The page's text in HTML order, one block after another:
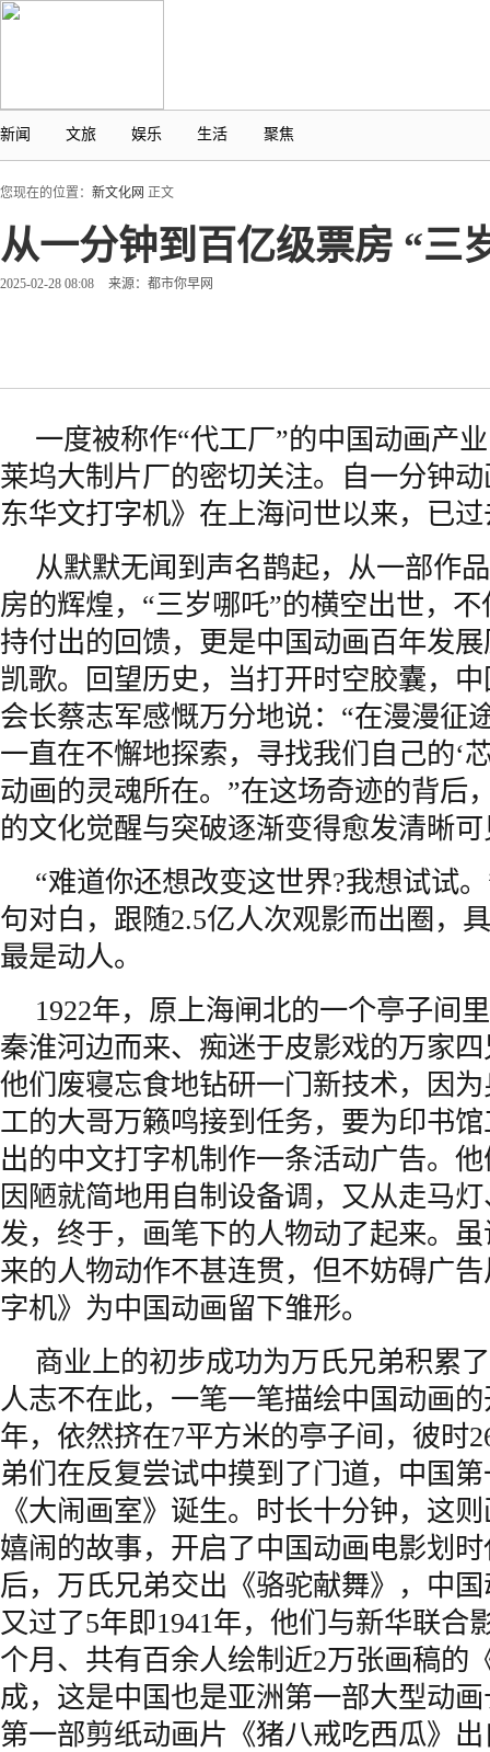
新闻 文旅 娱乐 生活 聚焦
您现在的位置： 新文化网 正文
从一分钟到百亿级票房 “三
2025-02-28 08:08 来源：都市你早网
一度被称作“代工厂”的中国动画产
莱坞大制片厂的密切关注。自一分钟
东华文打字机》在上海问世以来，已过
从默默无闻到声名鹊起，从一部作
房的辉煌，“三岁哪吒”的横空出世，
持付出的回馈，更是中国动画百年发
凯歌。回望历史，当打开时空胶囊，
会长蔡志军感慨万分地说：“在漫漫征
一直在不懈地探索，寻找我们自己的‘
动画的灵魂所在。”在这场奇迹的背后
的文化觉醒与突破逐渐变得愈发清晰
“难道你还想改变这世界?我想试试
句对白，跟随2.5亿人次观影而出圈，
最是动人。
1922年，原上海闸北的一个亭子间
秦淮河边而来、痴迷于皮影戏的万家
他们废寝忘食地钻研一门新技术，因
工的大哥万籁鸣接到任务，要为印书
出的中文打字机制作一条活动广告。
因陋就简地用自制设备调，又从走马
发，终于，画笔下的人物动了起来。
来的人物动作不甚连贯，但不妨碍广
字机》为中国动画留下雏形。
商业上的初步成功为万氏兄弟积累
人志不在此，一笔一笔描绘中国动画
年，依然挤在7平方米的亭子间，彼时
弟们在反复尝试中摸到了门道，中国
《大闹画室》诞生。时长十分钟，这
嬉闹的故事，开启了中国动画电影划
后，万氏兄弟交出《骆驼献舞》，中
又过了5年即1941年，他们与新华联合
个月、共有百余人绘制近2万张画稿的
成，这是中国也是亚洲第一部大型动
第一部剪纸动画片《猪八戒吃西瓜》